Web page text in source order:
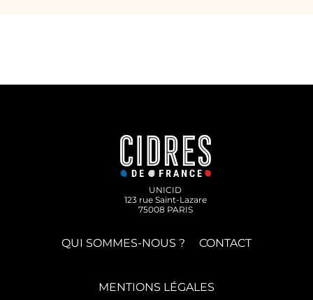
UNICID
123 rue Saint-Lazare
75008 PARIS
QUI SOMMES-NOUS ? CONTACT
MENTIONS LÉGALES